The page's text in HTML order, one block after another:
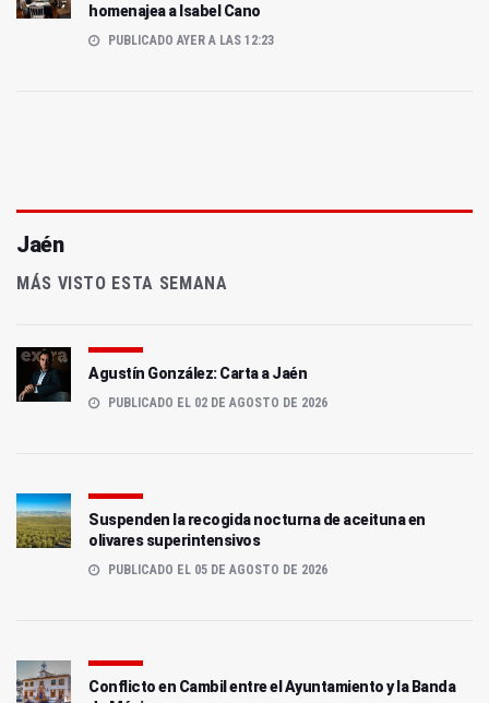
homenajea a Isabel Cano
PUBLICADO AYER A LAS 12:23
Jaén
MÁS VISTO ESTA SEMANA
Agustín González: Carta a Jaén
PUBLICADO EL 02 DE AGOSTO DE 2026
Suspenden la recogida nocturna de aceituna en
olivares superintensivos
PUBLICADO EL 05 DE AGOSTO DE 2026
Conflicto en Cambil entre el Ayuntamiento y la Banda